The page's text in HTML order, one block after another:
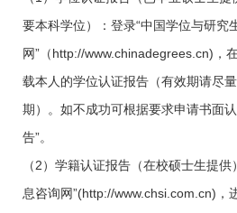
要本科学位）：登录“中国学位与研究
网”（http://www.chinadegrees.cn) ，
载本人的学位认证报告（有效期请尽
期）。如不成功可根据要求申请书面
告”。
（2）学籍认证报告（在校硕士生提供
息咨询网”(http://www.chsi.com.cn) ，